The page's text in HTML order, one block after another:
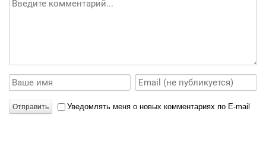
Отправить Уведомлять меня о новых комментариях по E-mail